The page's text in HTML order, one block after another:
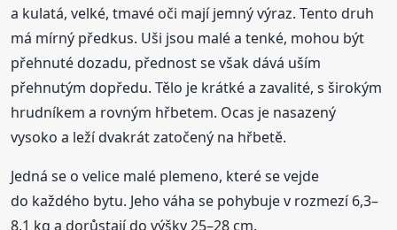
a kulatá, velké, tmavé oči mají jemný výraz. Tento druh
má mírný předkus. Uši jsou malé a tenké, mohou být
přehnuté dozadu, přednost se však dává uším
přehnutým dopředu. Tělo je krátké a zavalité, s širokým
hrudníkem a rovným hřbetem. Ocas je nasazený
vysoko a leží dvakrát zatočený na hřbetě.
Jedná se o velice malé plemeno, které se vejde
do každého bytu. Jeho váha se pohybuje v rozmezí 6,3–
8,1 kg a dorůstají do výšky 25–28 cm.